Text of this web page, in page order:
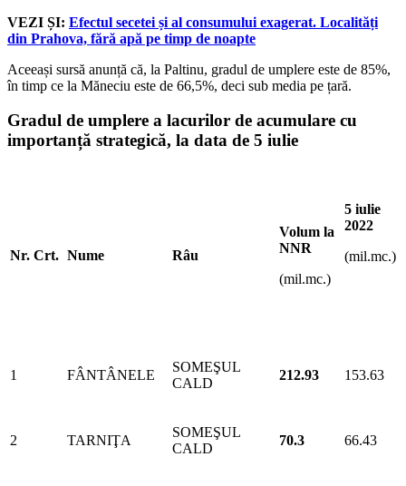
VEZI ȘI: Efectul secetei și al consumului exagerat. Localități
din Prahova, fără apă pe timp de noapte
Aceeași sursă anunță că, la Paltinu, gradul de umplere este de 85%,
în timp ce la Măneciu este de 66,5%, deci sub media pe țară.
Gradul de umplere a lacurilor de acumulare cu
importanță strategică, la data de 5 iulie
Nr. Crt. Nume Râu
Volum la
NNR
(mil.mc.)
5 iulie
2022
(mil.mc.)
1 FÂNTÂNELE
SOMEŞUL
CALD
212.93 153.63
2 TARNIŢA
SOMEŞUL
CALD
70.3 66.43